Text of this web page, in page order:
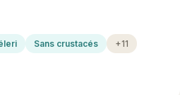
Sans crustacés +11